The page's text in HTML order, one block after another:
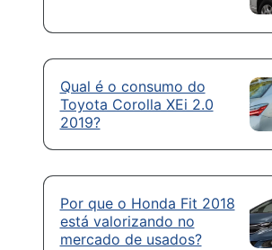
Qual é o consumo do
Toyota Corolla XEi 2.0
2019?
Por que o Honda Fit 2018
está valorizando no
mercado de usados?